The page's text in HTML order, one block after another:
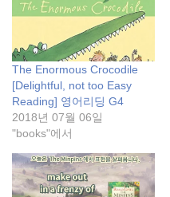
The Enormous Crocodile
[Delightful, not too Easy
Reading] 영어리딩 G4
2018년 07월 06일
"books"에서